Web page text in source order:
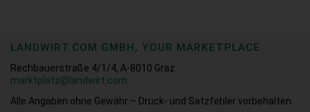
LANDWIRT.COM GMBH, YOUR MARKETPLACE
Rechbauerstraße 4/1/4, A-8010 Graz
marktplatz@landwirt.com
Alle Angaben ohne Gewähr – Druck- und Satzfehler vorbehalten.